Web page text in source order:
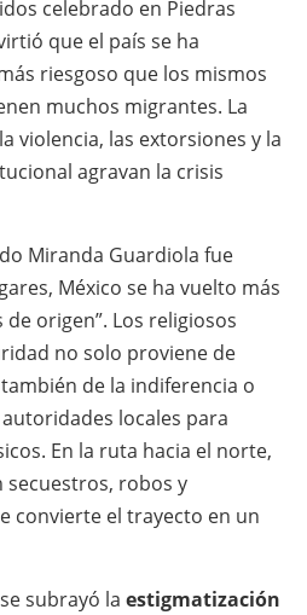
celebrado en Piedras
que el país se ha
riesgoso que los mismos
muchos migrantes. La
violencia, las extorsiones y la
agravan la crisis
Miranda Guardiola fue
México se ha vuelto más
origen”. Los religiosos
no solo proviene de
de la indiferencia o
locales para
En la ruta hacia el norte,
robos y
convierte el trayecto en un
subrayó la estigmatización